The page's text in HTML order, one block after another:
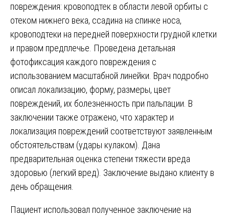
повреждения: кровоподтек в области левой орбиты с
отеком нижнего века, ссадина на спинке носа,
кровоподтеки на передней поверхности грудной клетки
и правом предплечье. Проведена детальная
фотофиксация каждого повреждения с
использованием масштабной линейки. Врач подробно
описал локализацию, форму, размеры, цвет
повреждений, их болезненность при пальпации. В
заключении также отражено, что характер и
локализация повреждений соответствуют заявленным
обстоятельствам (удары кулаком). Дана
предварительная оценка степени тяжести вреда
здоровью (легкий вред). Заключение выдано клиенту в
день обращения.
Пациент использовал полученное заключение на